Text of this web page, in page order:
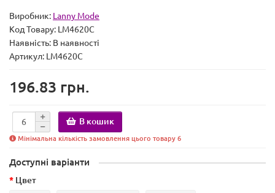
Виробник: Lanny Mode
Код Товару: LM4620C
Наявність: В наявності
Артикул: LM4620C
196.83 грн.
В кошик
Мінімальна кількість замовлення цього товару 6
Доступні варіанти
Цвет